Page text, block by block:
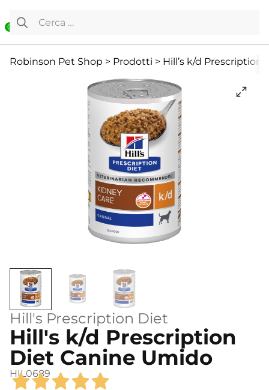
0
Ricerca per:
Robinson Pet Shop > Prodotti > Hill’s k/d Prescription
Hill's Prescription Diet
Hill's k/d Prescription
Diet Canine Umido
HIL0689